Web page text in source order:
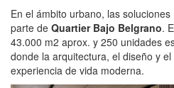
En el ámbito urbano, las
parte de Quartier Bajo Belgrano.
43.000 m2 aprox. y 250 unidades
donde la arquitectura, el diseño y
experiencia de vida moderna.